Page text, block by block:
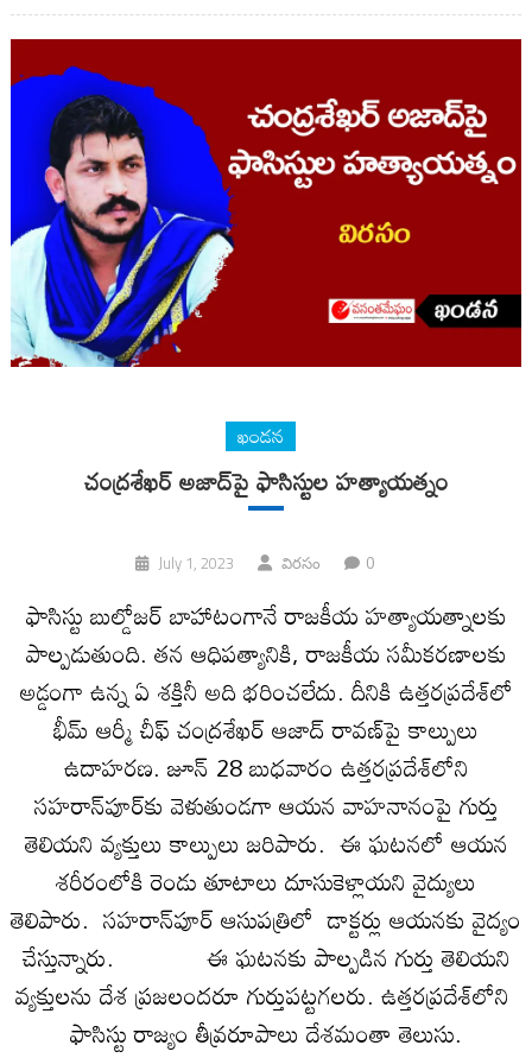
ఖండన
చంద్రశేఖర్‌ అజాద్‌పై ఫాసిస్టుల హత్యాయత్నం
July 1, 2023 విరసం 0
ఫాసిస్టు బుల్డోజర్‌ బాహాటంగానే రాజకీయ హత్యాయత్నాలకు
పాల్పడుతుంది. తన ఆధిపత్యానికి, రాజకీయ సమీకరణాలకు
అడ్డంగా ఉన్న ఏ శక్తినీ అది భరించలేదు. దీనికి ఉత్తరప్రదేశ్‌లో
భీమ్‌ ఆర్మీ చీఫ్‌ చంద్రశేఖర్‌ ఆజాద్‌ రావణ్‌పై కాల్పులు
ఉదాహరణ. జూన్‌ 28 బుధవారం ఉత్తరప్రదేశ్‌లోని
సహరాన్‌పూర్‌కు వెళుతుండగా ఆయన వాహనానంపై గుర్తు
తెలియని వ్యక్తులు కాల్పులు జరిపారు. ఈ ఘటనలో ఆయన
శరీరంలోకి రెండు తూటాలు దూసుకెళ్లాయని వైద్యులు
తెలిపారు. సహరాన్‌పూర్‌ ఆసుపత్రిలో డాక్టర్లు ఆయనకు వైద్యం
చేస్తున్నారు. ఈ ఘటనకు పాల్పడిన గుర్తు తెలియని
వ్యక్తులను దేశ ప్రజలందరూ గుర్తుపట్టగలరు. ఉత్తరప్రదేశ్‌లోని
ఫాసిస్టు రాజ్యం తీవ్రరూపాలు దేశమంతా తెలుసు.